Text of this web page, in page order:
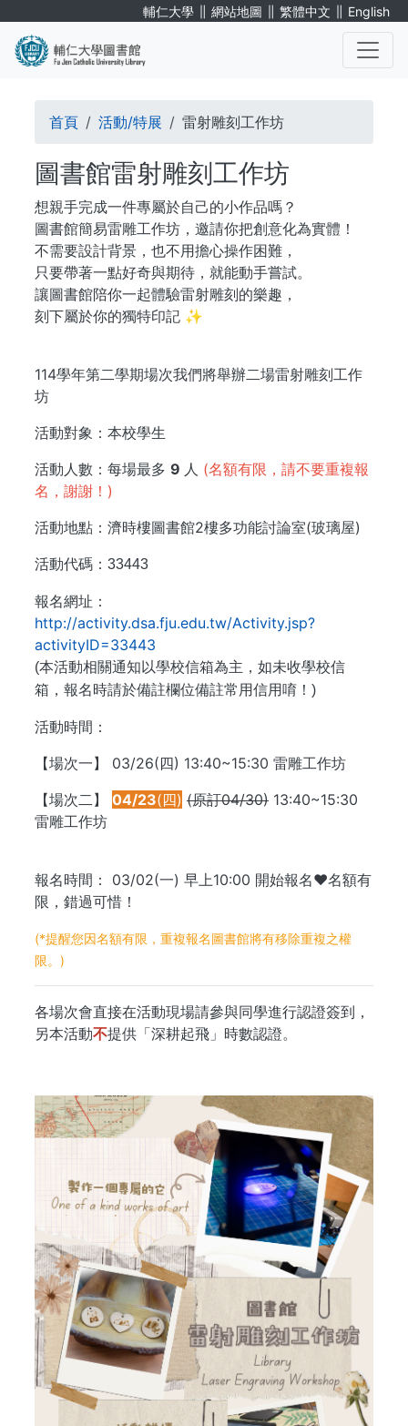
輔仁大學 ∥ 網站地圖 ∥ 繁體中文 ∥ English
導
連
結
首頁 活動/特展 雷射雕刻工作坊
圖書館雷射雕刻工作坊
想親手完成一件專屬於自己的小作品嗎？
圖書館簡易雷雕工作坊，邀請你把創意化為實體！
不需要設計背景，也不用擔心操作困難，
只要帶著一點好奇與期待，就能動手嘗試。
讓圖書館陪你一起體驗雷射雕刻的樂趣，
刻下屬於你的獨特印記 ✨
114學年第二學期場次我們將舉辦二場雷射雕刻工作
坊
活動對象：本校學生
活動人數：每場最多 9 人 (名額有限，請不要重複報
名，謝謝！)
活動地點：濟時樓圖書館2樓多功能討論室(玻璃屋)
活動代碼： 33443
報名網址：
http://activity.dsa.fju.edu.tw/Activity.jsp?
activityID=33443
(本活動相關通知以學校信箱為主，如未收學校信
箱，報名時請於備註欄位備註常用信用唷！)
活動時間：
【場次一】 03/26(四) 13:40~15:30 雷雕工作坊
【場次二】 04/23(四) (原訂04/30) 13:40~15:30
雷雕工作坊
報名時間： 03/02(一) 早上10:00 開始報名❤️名額有
限，錯過可惜！
(*提醒您因名額有限，重複報名圖書館將有移除重複之權
限。)
各場次會直接在活動現場請參與同學進行認證簽到，
另本活動不提供「深耕起飛」時數認證。